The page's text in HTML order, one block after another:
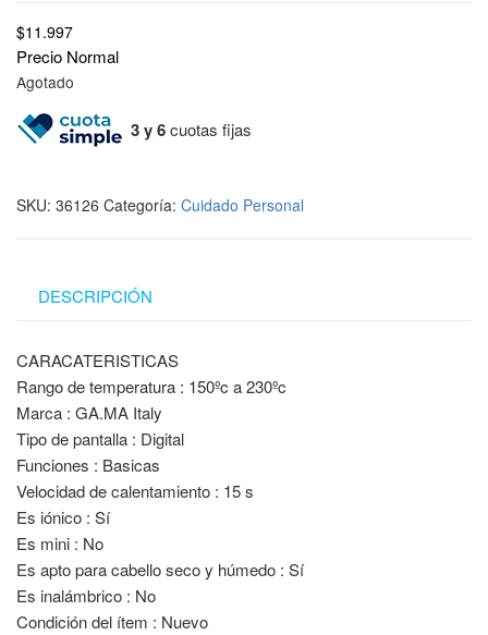
$11.997
Precio Normal
Agotado
3 y 6cuotas fijas
SKU: 36126 Categoría: Cuidado Personal
DESCRIPCIÓN
CARACATERISTICAS
Rango de temperatura : 150ºc a 230ºc
Marca : GA.MA Italy
Tipo de pantalla : Digital
Funciones : Basicas
Velocidad de calentamiento : 15 s
Es iónico : Sí
Es mini : No
Es apto para cabello seco y húmedo : Sí
Es inalámbrico : No
Condición del ítem : Nuevo